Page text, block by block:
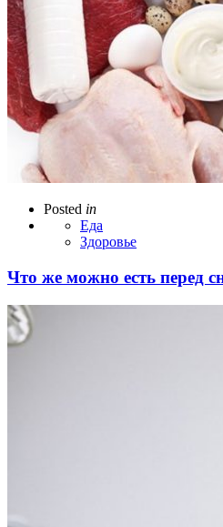
Posted in
Еда
Здоровье
Что же можно есть перед